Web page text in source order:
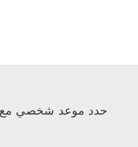
حدد موعد شخصي